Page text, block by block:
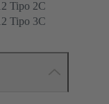
Tipo 2C
Tipo 3C